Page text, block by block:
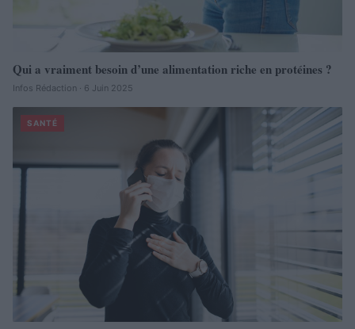
Qui a vraiment besoin d’une alimentation riche en protéines ?
Infos Rédaction · 6 Juin 2025
SANTÉ